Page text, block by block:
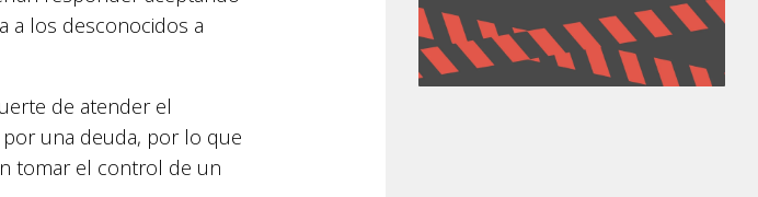
a los desconocidos a
de atender el
una deuda, por lo que
tomar el control de un